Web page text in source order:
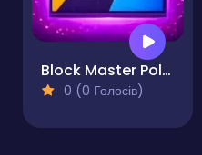
Block Master Polygonal Puzzle
0 (0 Голосів)